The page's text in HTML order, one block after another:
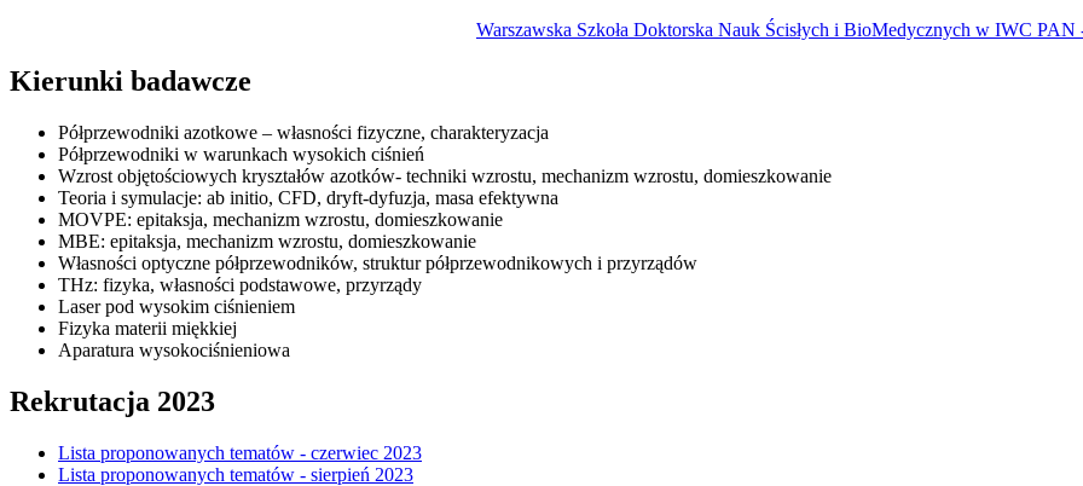
Warszawska Szkoła Doktorska Nauk Ścisłych i BioMedycznych w IWC PAN
Kierunki badawcze
Półprzewodniki azotkowe – własności fizyczne, charakteryzacja
Półprzewodniki w warunkach wysokich ciśnień
Wzrost objętościowych kryształów azotków- techniki wzrostu, mechanizm wzrostu, domieszkowanie
Teoria i symulacje: ab initio, CFD, dryft-dyfuzja, masa efektywna
MOVPE: epitaksja, mechanizm wzrostu, domieszkowanie
MBE: epitaksja, mechanizm wzrostu, domieszkowanie
Własności optyczne półprzewodników, struktur półprzewodnikowych i przyrządów
THz: fizyka, własności podstawowe, przyrządy
Laser pod wysokim ciśnieniem
Fizyka materii miękkiej
Aparatura wysokociśnieniowa
Rekrutacja 2023
Lista proponowanych tematów - czerwiec 2023
Lista proponowanych tematów - sierpień 2023